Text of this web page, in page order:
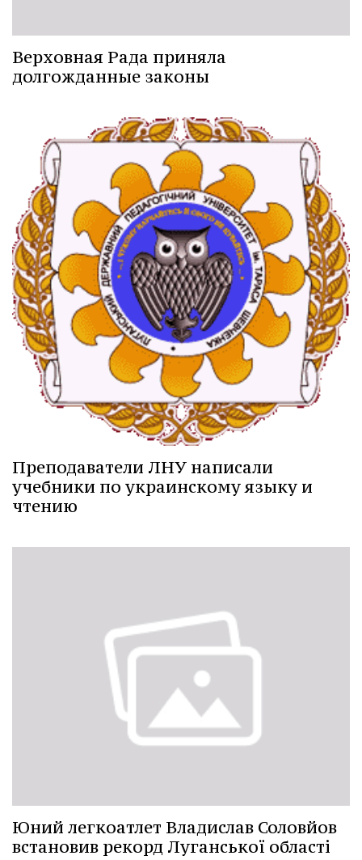
Верховная Рада приняла
долгожданные законы
Преподаватели ЛНУ написали
учебники по украинскому языку и
чтению
Юний легкоатлет Владислав Соловйов
встановив рекорд Луганської області